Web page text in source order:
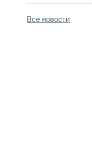
Все новости